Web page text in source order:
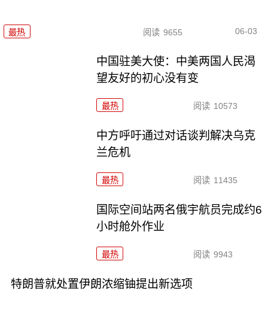
最热 阅读 9655 06-03
中国驻美大使：中美两国人民渴
望友好的初心没有变
最热 阅读 10573
中方呼吁通过对话谈判解决乌克
兰危机
最热 阅读 11435
国际空间站两名俄宇航员完成约6
小时舱外作业
最热 阅读 9943
特朗普就处置伊朗浓缩铀提出新选项